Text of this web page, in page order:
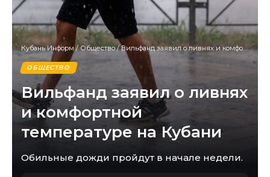
Кубань Информ/Общество/Вильфанд заявил о ливнях и комфортной температуре на Кубани
ОБЩЕСТВО
Вильфанд заявил о ливнях
и комфортной
температуре на Кубани
Обильные дожди пройдут в начале недели.